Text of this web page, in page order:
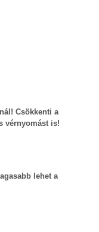
Csökkenti a
vérnyomást is!
lehet a